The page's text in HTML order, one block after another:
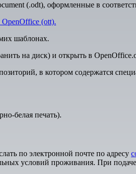
(.odt), оформленные в
OpenOffice (ott).
шаблонах.
на диск) и открыть в
в котором содержатся
белая печать).
по электронной почте по адресу
условий проживания. При